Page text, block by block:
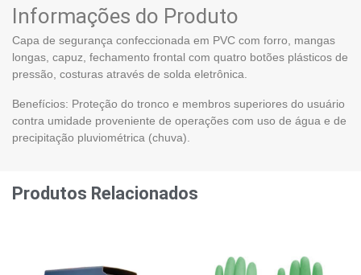
Informações do Produto
Capa de segurança confeccionada em PVC com forro, mangas
longas, capuz, fechamento frontal com quatro botões plásticos de
pressão, costuras através de solda eletrônica.
Benefícios: Proteção do tronco e membros superiores do usuário
contra umidade proveniente de operações com uso de água e de
precipitação pluviométrica (chuva).
Produtos Relacionados